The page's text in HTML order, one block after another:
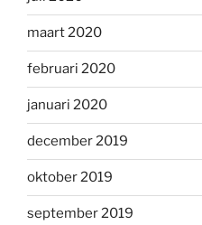
maart 2020
februari 2020
januari 2020
december 2019
oktober 2019
september 2019